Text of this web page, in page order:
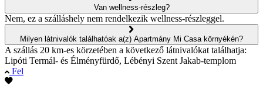
Van wellness-részleg?
Nem, ez a szálláshely nem rendelkezik wellness-részleggel.
Milyen látnivalók találhatóak a(z) Apartmány Mi Casa környékén?
A szállás 20 km-es körzetében a következő látnivalókat találhatja:
Lipóti Termál- és Élményfürdő, Lébényi Szent Jakab-templom
Fel